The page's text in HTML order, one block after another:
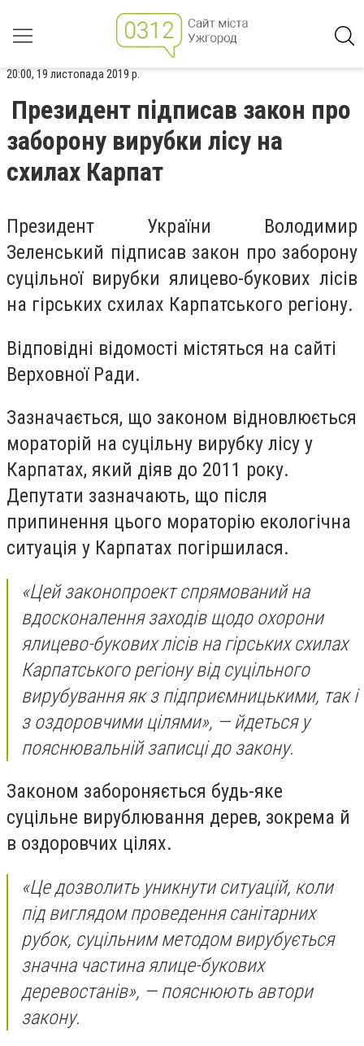
20:00, 19 листопада 2019 р.
Президент підписав закон про
заборону вирубки лісу на
схилах Карпат
Президент України Володимир
Зеленський підписав закон про заборону
суцільної вирубки ялицево-букових лісів
на гірських схилах Карпатського регіону.
Відповідні відомості містяться на сайті
Верховної Ради.
Зазначається, що законом відновлюється
мораторій на суцільну вирубку лісу у
Карпатах, який діяв до 2011 року.
Депутати зазначають, що після
припинення цього мораторію екологічна
ситуація у Карпатах погіршилася.
«Цей законопроект спрямований на
вдосконалення заходів щодо охорони
ялицево-букових лісів на гірських схилах
Карпатського регіону від суцільного
вирубування як з підприємницькими, так і
з оздоровчими цілями», — йдеться у
пояснювальній записці до закону.
Законом забороняється будь-яке
суцільне вирублювання дерев, зокрема й
в оздоровчих цілях.
«Це дозволить уникнути ситуацій, коли
під виглядом проведення санітарних
рубок, суцільним методом вирубується
значна частина ялице-букових
деревостанів», — пояснюють автори
закону.